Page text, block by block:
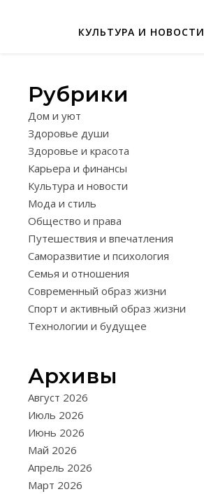
КУЛЬТУРА И НОВОСТИ
Рубрики
Дом и уют
Здоровье души
Здоровье и красота
Карьера и финансы
Культура и новости
Мода и стиль
Общество и права
Путешествия и впечатления
Саморазвитие и психология
Семья и отношения
Современный образ жизни
Спорт и активный образ жизни
Технологии и будущее
Архивы
Август 2026
Июль 2026
Июнь 2026
Май 2026
Апрель 2026
Март 2026